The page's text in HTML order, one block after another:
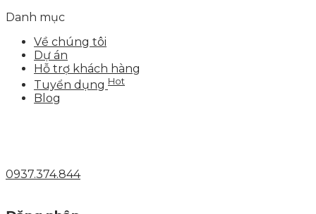
Danh mục
Về chúng tôi
Dự án
Hỗ trợ khách hàng
Tuyển dụng Hot
Blog
0937.374.844